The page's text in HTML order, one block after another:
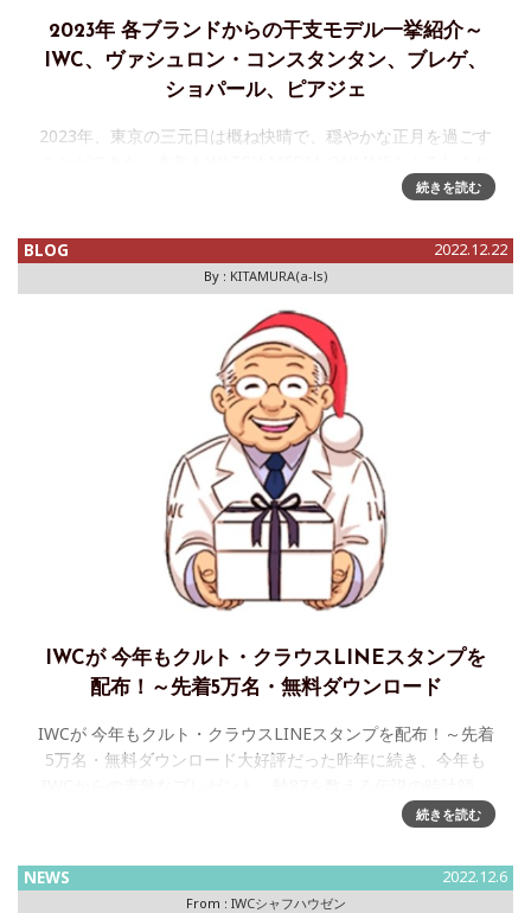
2023年 各ブランドからの干支モデル一挙紹介～
IWC、ヴァシュロン・コンスタンタン、ブレゲ、
ショパール、ピアジェ
2023年、東京の三元日は概ね快晴で、穏やかな正月を過ごす
願いしますということで、新年一発目の記事は、このうらら
社の
続きを読む
BLOG 2022.12.22
By : KITAMURA(a-ls)
IWCが 今年もクルト・クラウスLINEスタンプを
配布！～先着5万名・無料ダウンロード
IWCが 今年もクルト・クラウスLINEスタンプを配布！～先着
5万名・無料ダウンロード大好評だった昨年に続き、今年も
クラウス・クラウス御大を、IWCが敬意をこめて愛らしいイ
続きを読む
NEWS 2022.12.6
From : IWCシャフハウゼン